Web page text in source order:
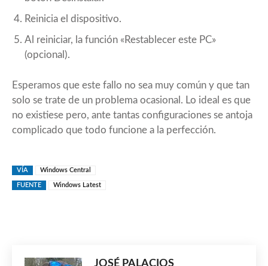
Reinicia el dispositivo.
Al reiniciar, la función «Restablecer este PC»
(opcional).
Esperamos que este fallo no sea muy común y que tan
solo se trate de un problema ocasional. Lo ideal es que
no existiese pero, ante tantas configuraciones se antoja
complicado que todo funcione a la perfección.
VÍA Windows Central
FUENTE Windows Latest
JOSÉ PALACIOS